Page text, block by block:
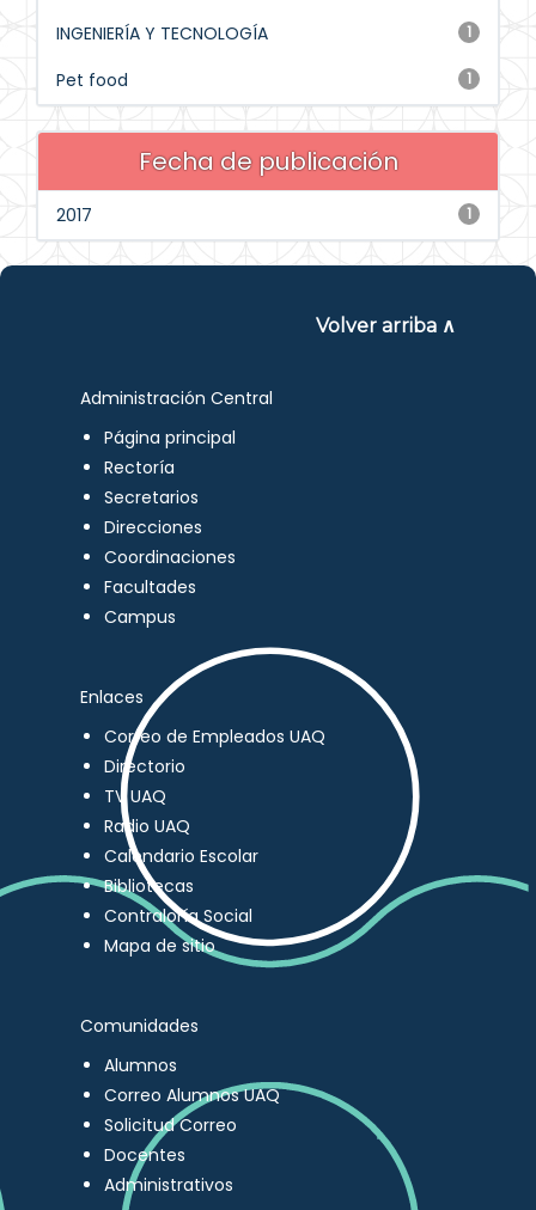
1
INGENIERÍA Y TECNOLOGÍA
1
Pet food
Fecha de publicación
1
2017
Volver arriba ∧
Administración Central
Página principal
Rectoría
Secretarios
Direcciones
Coordinaciones
Facultades
Campus
Enlaces
Correo de Empleados UAQ
Directorio
TV UAQ
Radio UAQ
Calendario Escolar
Bibliotecas
Contraloría Social
Mapa de sitio
Comunidades
Alumnos
Correo Alumnos UAQ
Solicitud Correo
Docentes
Administrativos